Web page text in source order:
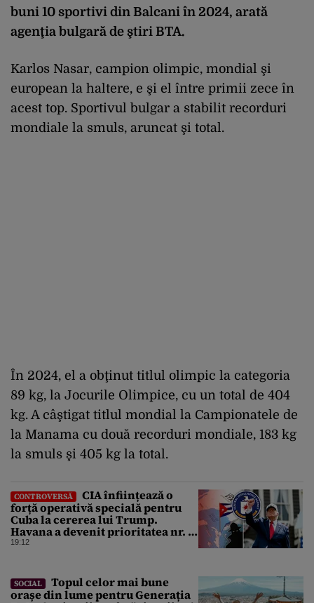
buni 10 sportivi din Balcani în 2024, arată
agenţia bulgară de ştiri BTA.
Karlos Nasar, campion olimpic, mondial şi
european la haltere, e şi el între primii zece în
acest top. Sportivul bulgar a stabilit recorduri
mondiale la smuls, aruncat şi total.
În 2024, el a obţinut titlul olimpic la categoria
89 kg, la Jocurile Olimpice, cu un total de 404
kg. A câştigat titlul mondial la Campionatele de
la Manama cu două recorduri mondiale, 183 kg
la smuls şi 405 kg la total.
CONTROVERSĂ
CIA înființează o
forță operativă specială pentru
Cuba la cererea lui Trump.
Havana a devenit prioritatea nr. 1
alături de China, Iran și Rusia
19:12
SOCIAL
Topul celor mai bune
orașe din lume pentru Generația